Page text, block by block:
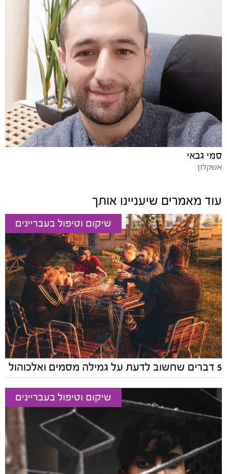
סמי גבאי
אשקלון
עוד מאמרים שיעניינו אותך
שיקום וטיפול בעבריינים
5 דברים שחשוב לדעת על גמילה מסמים ואלכוהול
שיקום וטיפול בעבריינים